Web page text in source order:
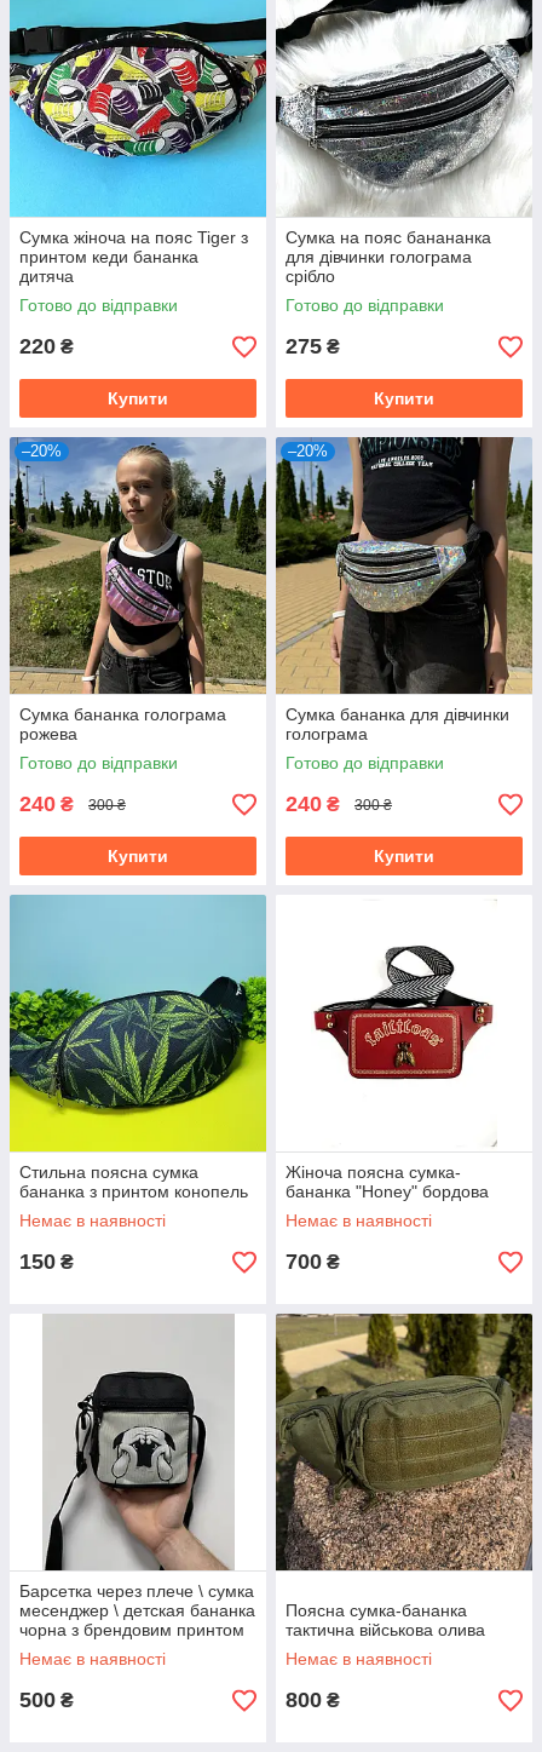
Сумка жіноча на пояс Tiger з
принтом кеди бананка
дитяча
Готово до відправки
220 ₴
Купити
Сумка на пояс банананка
для дівчинки голограма
срібло
Готово до відправки
275 ₴
Купити
–20%
Сумка бананка голограма
рожева
Готово до відправки
240 ₴ 300 ₴
Купити
–20%
Сумка бананка для дівчинки
голограма
Готово до відправки
240 ₴ 300 ₴
Купити
Стильна поясна сумка
бананка з принтом конопель
Немає в наявності
150 ₴
Жіноча поясна сумка-
бананка "Honey" бордова
Немає в наявності
700 ₴
Барсетка через плече \ сумка
месенджер \ детская бананка
чорна з брендовим принтом
Мопс
Немає в наявності
500 ₴
Поясна сумка-бананка
тактична військова олива
Немає в наявності
800 ₴